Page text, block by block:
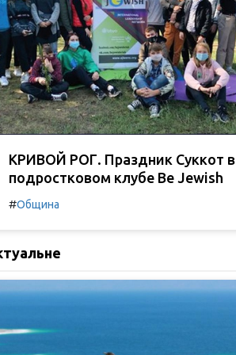
КРИВОЙ РОГ. Праздник Суккот в
подростковом клубе Be Jewish
#Община